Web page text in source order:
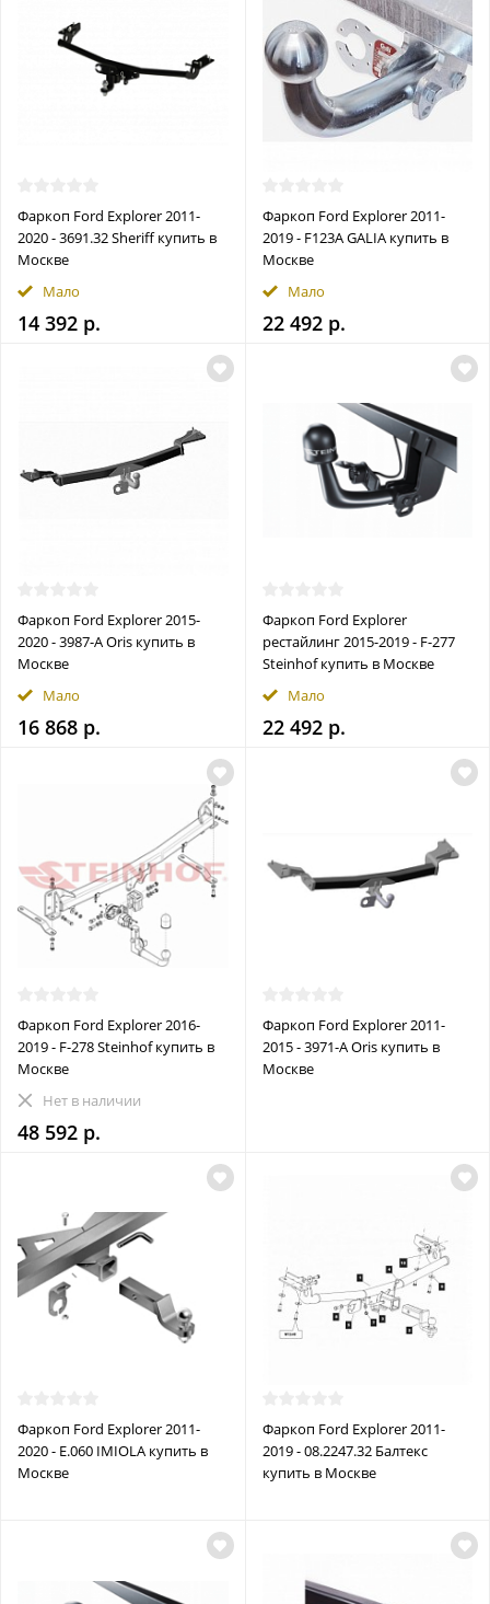
Фаркоп Ford Explorer 2011-
2020 - 3691.32 Sheriff купить в
Москве
Мало
14 392 р.
Фаркоп Ford Explorer 2011-
2019 - F123A GALIA купить в
Москве
Мало
22 492 р.
Фаркоп Ford Explorer 2015-
2020 - 3987-A Oris купить в
Москве
Мало
16 868 р.
Фаркоп Ford Explorer
рестайлинг 2015-2019 - F-277
Steinhof купить в Москве
Мало
22 492 р.
Фаркоп Ford Explorer 2016-
2019 - F-278 Steinhof купить в
Москве
Нет в наличии
48 592 р.
Фаркоп Ford Explorer 2011-
2015 - 3971-A Oris купить в
Москве
Фаркоп Ford Explorer 2011-
2020 - E.060 IMIOLA купить в
Москве
Фаркоп Ford Explorer 2011-
2019 - 08.2247.32 Балтекс
купить в Москве